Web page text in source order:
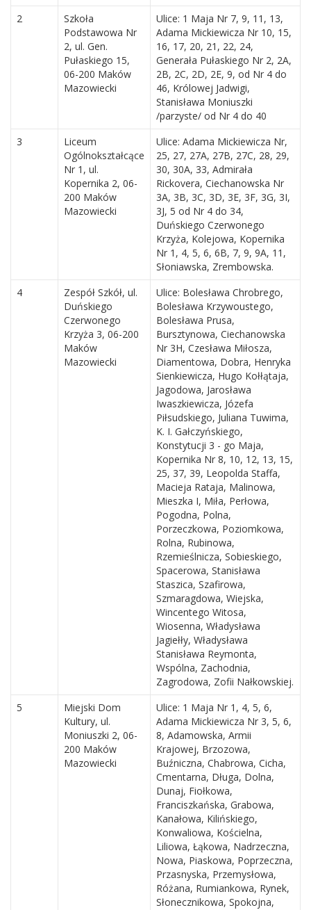
2
Szkoła
Podstawowa Nr
2, ul. Gen.
Pułaskiego 15,
06-200 Maków
Mazowiecki
Ulice: 1 Maja Nr 7, 9, 11, 13,
Adama Mickiewicza Nr 10, 15,
16, 17, 20, 21, 22, 24,
Generała Pułaskiego Nr 2, 2A,
2B, 2C, 2D, 2E, 9, od Nr 4 do
46, Królowej Jadwigi,
Stanisława Moniuszki
/parzyste/ od Nr 4 do 40
3
Liceum
Ogólnokształcące
Nr 1, ul.
Kopernika 2, 06-
200 Maków
Mazowiecki
Ulice: Adama Mickiewicza Nr,
25, 27, 27A, 27B, 27C, 28, 29,
30, 30A, 33, Admirała
Rickovera, Ciechanowska Nr
3A, 3B, 3C, 3D, 3E, 3F, 3G, 3I,
3J, 5 od Nr 4 do 34,
Duńskiego Czerwonego
Krzyża, Kolejowa, Kopernika
Nr 1, 4, 5, 6, 6B, 7, 9, 9A, 11,
Słoniawska, Zrembowska.
4
Zespół Szkół, ul.
Duńskiego
Czerwonego
Krzyża 3, 06-200
Maków
Mazowiecki
Ulice: Bolesława Chrobrego,
Bolesława Krzywoustego,
Bolesława Prusa,
Bursztynowa, Ciechanowska
Nr 3H, Czesława Miłosza,
Diamentowa, Dobra, Henryka
Sienkiewicza, Hugo Kołłątaja,
Jagodowa, Jarosława
Iwaszkiewicza, Józefa
Piłsudskiego, Juliana Tuwima,
K. I. Gałczyńskiego,
Konstytucji 3 - go Maja,
Kopernika Nr 8, 10, 12, 13, 15,
25, 37, 39, Leopolda Staffa,
Macieja Rataja, Malinowa,
Mieszka I, Miła, Perłowa,
Pogodna, Polna,
Porzeczkowa, Poziomkowa,
Rolna, Rubinowa,
Rzemieślnicza, Sobieskiego,
Spacerowa, Stanisława
Staszica, Szafirowa,
Szmaragdowa, Wiejska,
Wincentego Witosa,
Wiosenna, Władysława
Jagiełły, Władysława
Stanisława Reymonta,
Wspólna, Zachodnia,
Zagrodowa, Zofii Nałkowskiej.
5
Miejski Dom
Kultury, ul.
Moniuszki 2, 06-
200 Maków
Mazowiecki
Ulice: 1 Maja Nr 1, 4, 5, 6,
Adama Mickiewicza Nr 3, 5, 6,
8, Adamowska, Armii
Krajowej, Brzozowa,
Buźniczna, Chabrowa, Cicha,
Cmentarna, Długa, Dolna,
Dunaj, Fiołkowa,
Franciszkańska, Grabowa,
Kanałowa, Kilińskiego,
Konwaliowa, Kościelna,
Liliowa, Łąkowa, Nadrzeczna,
Nowa, Piaskowa, Poprzeczna,
Przasnyska, Przemysłowa,
Różana, Rumiankowa, Rynek,
Słonecznikowa, Spokojna,